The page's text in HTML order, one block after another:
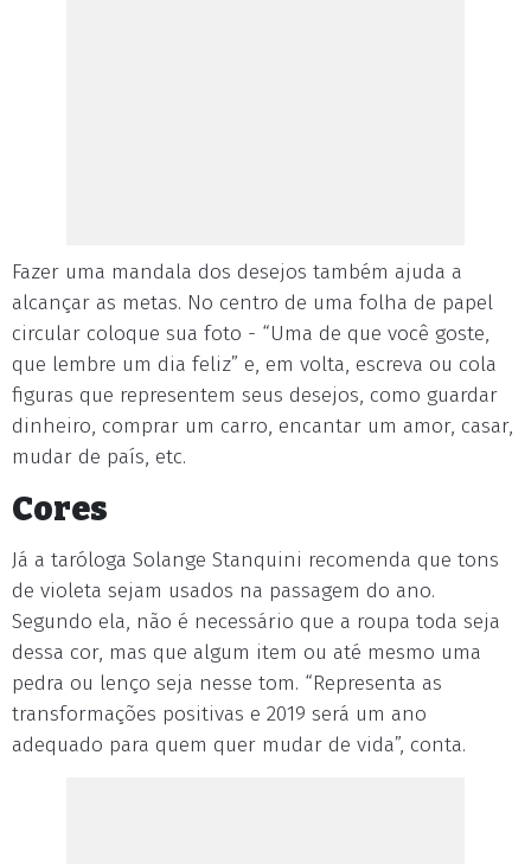
Fazer uma mandala dos desejos também ajuda a
alcançar as metas. No centro de uma folha de papel
circular coloque sua foto - “Uma de que você goste,
que lembre um dia feliz” e, em volta, escreva ou cola
figuras que representem seus desejos, como guardar
dinheiro, comprar um carro, encantar um amor, casar,
mudar de país, etc.
Cores
Já a taróloga Solange Stanquini recomenda que tons
de violeta sejam usados na passagem do ano.
Segundo ela, não é necessário que a roupa toda seja
dessa cor, mas que algum item ou até mesmo uma
pedra ou lenço seja nesse tom. “Representa as
transformações positivas e 2019 será um ano
adequado para quem quer mudar de vida”, conta.